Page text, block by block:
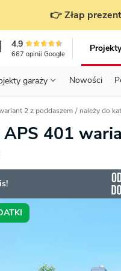
👉 Złap
4.9
667 opinii Google
garaży Nowości
Projekty garaży
Piętrowe do 70 m²
STANOWISKA
TYP
Zobacz wszystkie kategorie
- ETAP 1
Działka
- ETAP 2
3
- ETAP 4
2 z poddaszem należy do
401